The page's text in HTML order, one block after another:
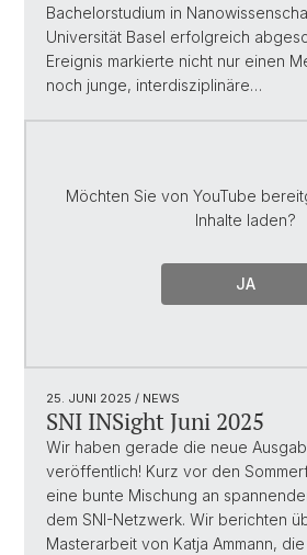
Bachelorstudium in
Universität Basel erfolgreich
Ereignis markierte nicht nur einen
noch junge, interdisziplinäre…
Möchten Sie von YouTube
Inhalte laden?
JA
25. JUNI 2025 / NEWS
SNI INSight Juni 2025
Wir haben gerade die neue
veröffentlich! Kurz vor den
eine bunte Mischung an
dem SNI-Netzwerk. Wir berichten
Masterarbeit von Katja Ammann,